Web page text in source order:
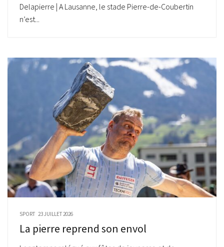
Delapierre | A Lausanne, le stade Pierre-de-Coubertin
n’est...
SPORT 23 JUILLET 2026
La pierre reprend son envol